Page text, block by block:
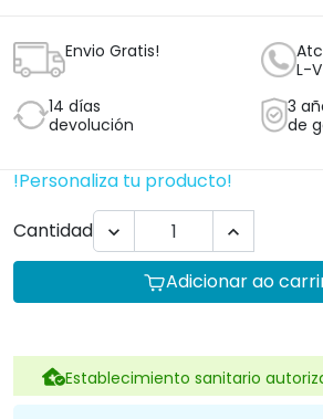
Envio Gratis!
L-
14 días
devolución
3
de
!Personaliza tu producto!
Cantidad
 
Adicionar ao
Establecimiento sanitario